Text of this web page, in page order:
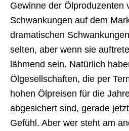
Gewinne der Ölproduzenten
Schwankungen auf dem
dramatischen
selten, aber wenn sie
lähmend sein. Natürlich
Ölgesellschaften, die per
hohen Ölpreisen für die
abgesichert sind, gerade
Gefühl. Aber wer steht am